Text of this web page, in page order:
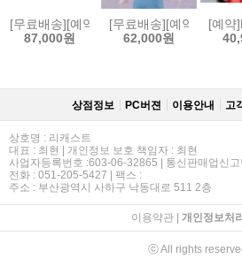
[무료배송][예약]넨도로이드 길티기어 스
87,000원
[무료배송][예약]넨도로
62,000원
[예약
상점정보 PC버젼 이용안내 고
상호명 : 리캐스트
대표 : 최현 | 개인정보 보호 책임자 : 최현
사업자등록번호 :603-06-32865 | 통신판매업신
전화 : 051-205-5427 | 팩스 :
주소 : 부산광역시 사하구 낙동대로 511 2층
이용약관| 개인정보처
ⓒ All rights